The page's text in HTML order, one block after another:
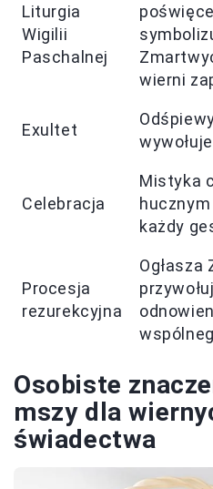
Liturgia
Wigilii
Paschalnej
wierni
Exultet
Celebracja
Mistyka
każdy
Procesja
rezurekcyjna
Osobiste
mszy dla
świadectwa